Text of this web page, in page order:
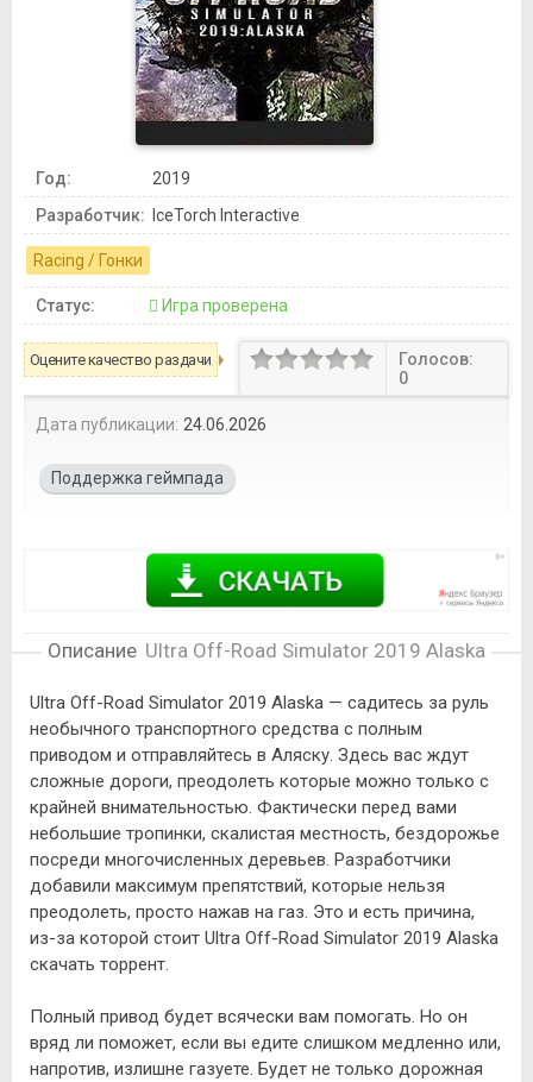
Год:
2019
Разработчик:
IceTorch Interactive
Racing / Гонки
Статус: Игра проверена
Оцените качество раздачи
Голосов:
0
Дата публикации: 24.06.2026
Поддержка геймпада
Описание игрыUltra Off-Road Simulator 2019 Alaska
Ultra Off-Road Simulator 2019 Alaska — садитесь за руль
необычного транспортного средства с полным
приводом и отправляйтесь в Аляску. Здесь вас ждут
сложные дороги, преодолеть которые можно только с
крайней внимательностью. Фактически перед вами
небольшие тропинки, скалистая местность, бездорожье
посреди многочисленных деревьев. Разработчики
добавили максимум препятствий, которые нельзя
преодолеть, просто нажав на газ. Это и есть причина,
из-за которой стоит Ultra Off-Road Simulator 2019 Alaska
скачать торрент.
Полный привод будет всячески вам помогать. Но он
вряд ли поможет, если вы едите слишком медленно или,
напротив, излишне газуете. Будет не только дорожная